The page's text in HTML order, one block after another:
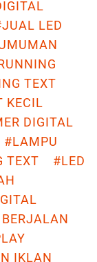
LED
TEXT
KECIL
DIGITAL
#LAMPU
TEXT
#LED
IKLAN